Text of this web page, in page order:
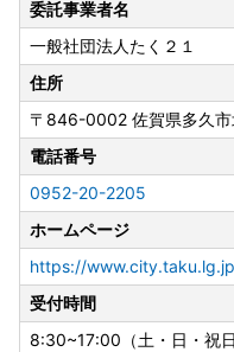
よろしくお願いいたしま
委託事業者名
一般社団法人たく２１
住所
〒846-0002 佐賀県多久
電話番号
0952-20-2205
ホームページ
https://
受付時間
8:30~17:00（土・日・祝